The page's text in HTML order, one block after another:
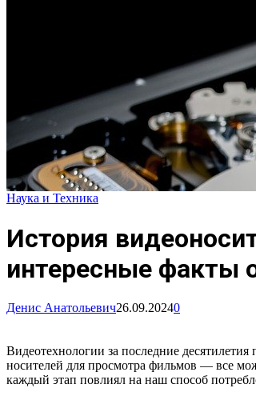
Наука и Техника
История
интересные факты
Денис Анатольевич26.09.20240
Видеотехнологии за последние
носителей для просмотра фильмов — все
каждый этап повлиял на наш способ